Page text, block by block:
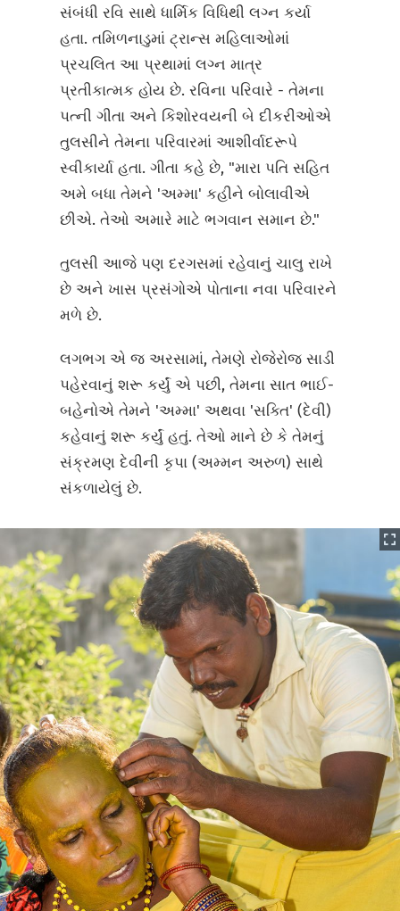
સંબંધી રવિ સાથે ધાર્મિક વિધિથી લગ્ન કર્યા
હતા. તમિળનાડુમાં ટ્રાન્સ મહિલાઓમાં
પ્રચલિત આ પ્રથામાં લગ્ન માત્ર
પ્રતીકાત્મક હોય છે. રવિના પરિવારે - તેમના
પત્ની ગીતા અને કિશોરવયની બે દીકરીઓએ
તુલસીને તેમના પરિવારમાં આશીર્વાદરૂપે
સ્વીકાર્યા હતા. ગીતા કહે છે, "મારા પતિ સહિત
અમે બધા તેમને 'અમ્મા' કહીને બોલાવીએ
છીએ. તેઓ અમારે માટે ભગવાન સમાન છે."
તુલસી આજે પણ દરગસમાં રહેવાનું ચાલુ રાખે
છે અને ખાસ પ્રસંગોએ પોતાના નવા પરિવારને
મળે છે.
લગભગ એ જ અરસામાં, તેમણે રોજેરોજ સાડી
પહેરવાનું શરૂ કર્યું એ પછી, તેમના સાત ભાઈ-
બહેનોએ તેમને 'અમ્મા' અથવા 'સક્તિ' (દેવી)
કહેવાનું શરૂ કર્યું હતું. તેઓ માને છે કે તેમનું
સંક્રમણ દેવીની કૃપા (અમ્મન અરુળ) સાથે
સંકળાયેલું છે.